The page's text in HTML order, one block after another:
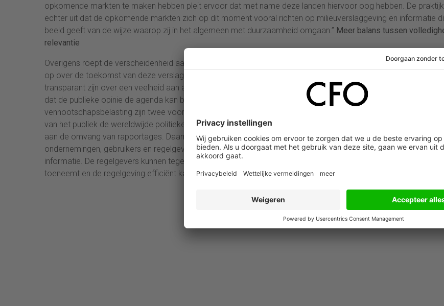
opkomende markten te maken hebben pleit ervoor dat met name deze landen hiervoor oog hebben. De
echter uit dat de opkomende markten zich op dit moment vooral richten op milieuverslaggeving en informatie
beeld geeft van de wijze waarop zij in het algemeen met duurzaamheid omgaan.” Meer balans tussen
relevantie
Overigens roept de verscheidenheid aan thema’s waarover op basis van de regels gerapporteerd moet worden
op over de toekomst van deze verslaggeving. Bartels: “De maatschappij verwacht in toenemende mate dat
transparant zijn over een veelheid aan andere onderwerpen dan de financiële positie. Dit onderzoek maakt ook
dat de publieke opinie de agenda kan bepalen als het om verslaggeving en regelgeving gaat. Mensenrechten en
vennootschapsbelasting zijn twee voorbeelden van onderwerpen die recent als gevolg van een grotere
van het publiek de wereldwijde politieke agenda hebben bepaald. Overigens rijst hierbij wel de vraag wat de
aan de omvang van rapportages. Daarnaast neemt ook de roep om meer vergelijkbaarheid toe. Ik pleit er voor
ondernemingen, gebruikers en regelgevers samen de juiste balans zoeken tussen de volledigheid en de
informatie. De regelgevers kunnen tegelijkertijd sámen zorgen voor meer harmonisatie, zodat de
toeneemt en de regelgeving efficiënt kan worden uitgevoerd.”